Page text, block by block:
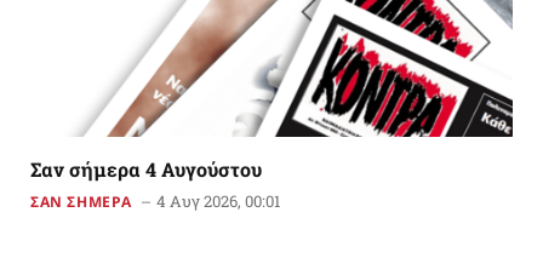
Σαν σήμερα 4 Αυγούστου
ΣΑΝ ΣΗΜΕΡΑ 4 Αυγ 2026, 00:01